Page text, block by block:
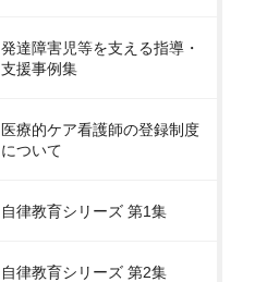
発達障害児等を支える指導・
支援事例集
医療的ケア看護師の登録制度
について
自律教育シリーズ 第1集
自律教育シリーズ 第2集